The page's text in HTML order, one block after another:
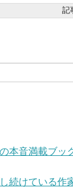
記
本音満載ブッ
続けている作